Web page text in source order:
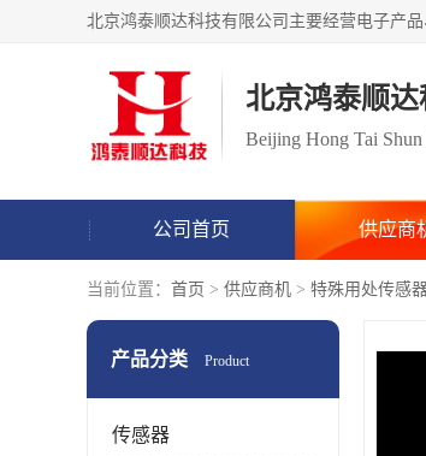
北京鸿泰顺
Beijing Hong Tai
公司首页 供应商
当前位置： 首页 > 供应商机 > 特殊用处传感
产品分类 Product
传感器